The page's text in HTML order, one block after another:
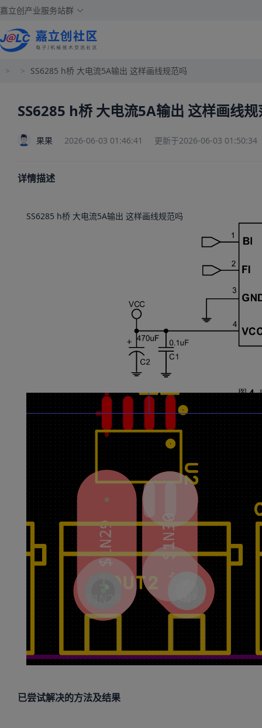
嘉立创产业服务站群
> > SS6285 h桥 大电流5A输出 这样画线规范吗
SS6285 h桥 大电流5A输出 这样画线
果果 2026-06-03 01:46:41 更新于2026-06-03 01:50:34
详情描述
SS6285 h桥 大电流5A输出 这样画线规范吗
已尝试解决的方法及结果